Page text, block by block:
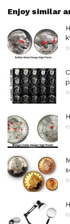
Enjoy similar